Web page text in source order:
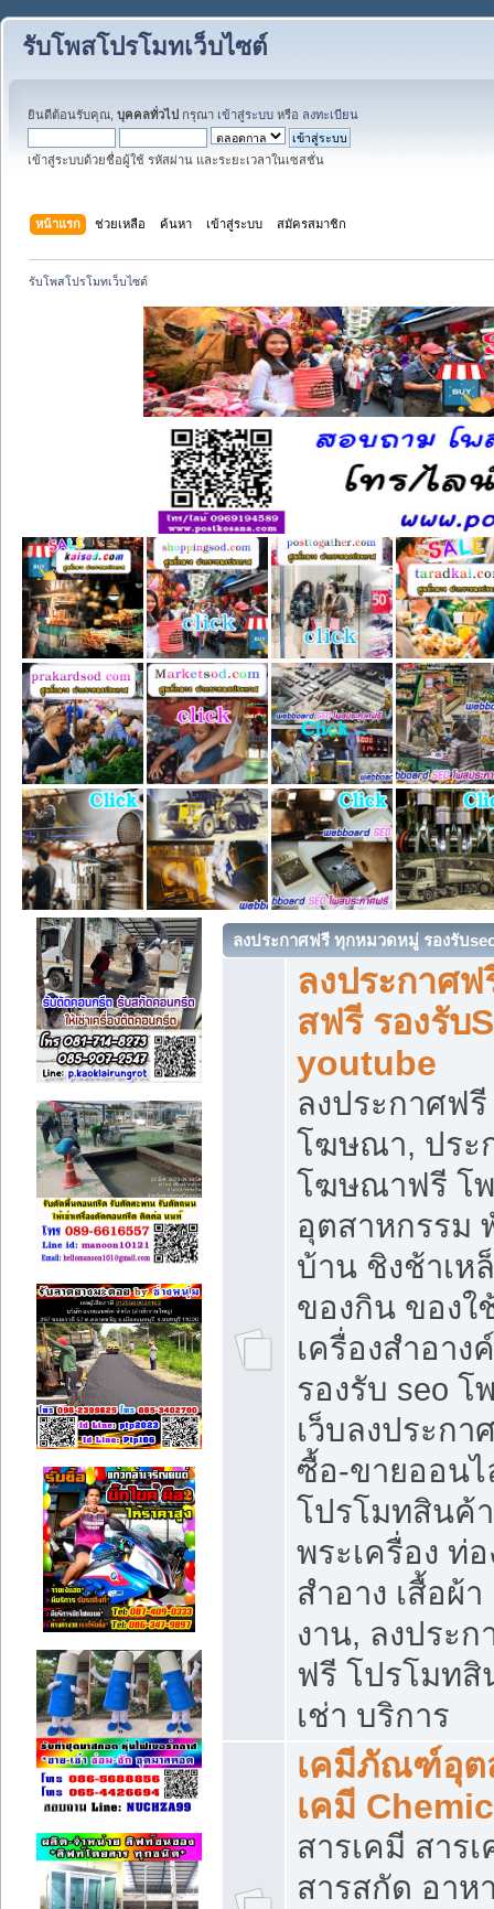
รับโพสโปรโมทเว็บไซต์
ยินดีต้อนรับคุณ, บุคคลทั่วไป กรุณา เข้าสู่ระบบ หรือ ลงทะเบียน
เข้าสู่ระบบด้วยชื่อผู้ใช้ รหัสผ่าน และระยะเวลาในเซสชั่น
หน้าแรก ช่วยเหลือ ค้นหา เข้าสู่ระบบ สมัครสมาชิก
รับโพสโปรโมทเว็บไซต์
ลงประกาศฟรี ทุกหมวดหมู่ รองรับ
ลงประกาศ
สฟรี รองรับ
youtube
ลงประกาศฟ
โฆษณา, ประ
โฆษณาฟรี โ
อุตสาหกรรม
บ้าน ชิงช้าเห
ของกิน ของใ
เครื่องสำอา
รองรับ seo โ
เว็บลงประก
ซื้อ-ขายออน
โปรโมทสินค้
พระเครื่อง ท่อ
สำอาง เสื้อผ้
งาน, ลงประ
ฟรี โปรโมท
เช่า บริการ
เคมีภัณฑ์อุต
เคมี
สารเคมี สาร
สารสกัด อาห